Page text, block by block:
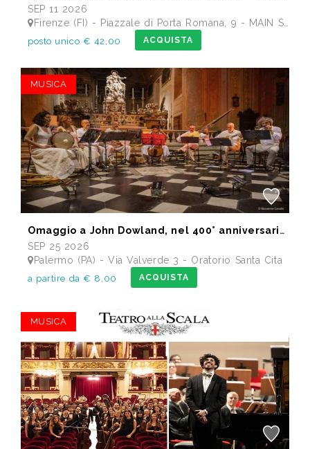
SEP 11 2026
Firenze (FI) - Piazzale di Porta Romana, 9 - MAIN STAGE - Giardino delle Scuderie Reali
posto unico € 42,00 ACQUISTA
MUSICA
Omaggio a John Dowland, nel 400° anniversario della morte
SEP 25 2026
Palermo (PA) - Via Valverde 3 - Oratorio Santa Cita
a partire da € 8,00 ACQUISTA
MUSICA